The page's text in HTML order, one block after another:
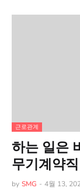
근로관계
하는 일은
무기계약
by SMG - 4월 13,